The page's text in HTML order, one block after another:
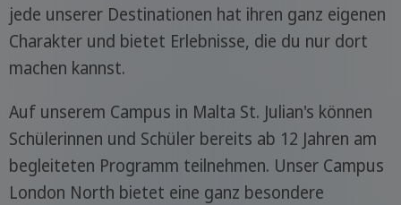
jede unserer Destinationen hat ihren ganz eigenen
Charakter und bietet Erlebnisse, die du nur dort
machen kannst.
Auf unserem Campus in Malta St. Julian's können
Schülerinnen und Schüler bereits ab 12 Jahren am
begleiteten Programm teilnehmen. Unser Campus
London North bietet eine ganz besondere